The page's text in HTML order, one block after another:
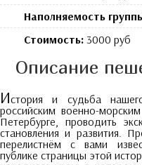
Наполняемость
Стоимость:3000 руб
Описание
История и судьба
российским военно-
Петербурге, проводить
становления и развития.
перелистнём с вами
публике страницы этой